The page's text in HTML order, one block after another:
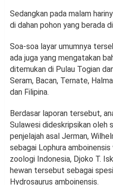
Sedangkan pada malam
di dahan pohon yang berada
Soa-soa layar umumnya
ada juga yang mengatakan
ditemukan di Pulau Togian
Seram, Bacan, Ternate,
dan Filipina.
Berdasar laporan tersebut,
Sulawesi dideskripsikan oleh
penjelajah asal Jerman,
sebagai Lophura
zoologi Indonesia, Djoko T.
hewan tersebut sebagai
Hydrosaurus amboinensis.